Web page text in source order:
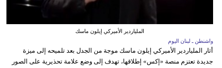
الملياردير الأميركي إيلون ماسك
واشنطن ـ لبنان اليوم
أثار الملياردير الأميركي إيلون ماسك موجة من الجدل بعد تلميحه إلى ميزة
جديدة تعتزم منصة «إكس» إطلاقها، تهدف إلى وضع علامة تحذيرية على الصور